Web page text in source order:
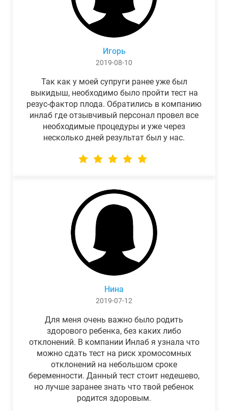
Игорь
2019-08-10
Так как у моей супруги ранее уже был
выкидыш, необходимо было пройти тест на
резус-фактор плода. Обратились в компанию
инлаб где отзывчивый персонал провел все
необходимые процедуры и уже через
несколько дней результат был у нас.
Нина
2019-07-12
Для меня очень важно было родить
здорового ребенка, без каких либо
отклонений. В компании Инлаб я узнала что
можно сдать тест на риск хромосомных
отклонений на небольшом сроке
беременности. Данный тест стоит недешево,
но лучше заранее знать что твой ребенок
родится здоровым.